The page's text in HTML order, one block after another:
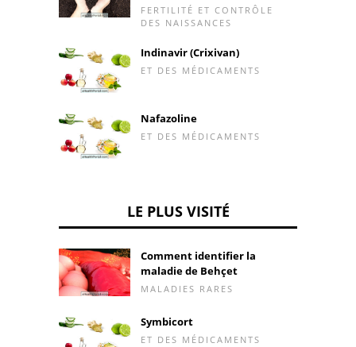
FERTILITÉ ET CONTRÔLE
DES NAISSANCES
Indinavir (Crixivan)
ET DES MÉDICAMENTS
Nafazoline
ET DES MÉDICAMENTS
LE PLUS VISITÉ
Comment identifier la
maladie de Behçet
MALADIES RARES
Symbicort
ET DES MÉDICAMENTS